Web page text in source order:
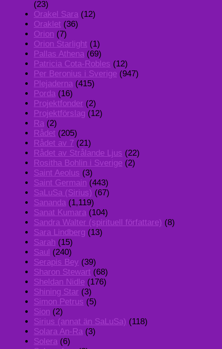
(23)
Orakel Sara (12)
Oraklet (36)
Orion (7)
Orion Starlight (1)
Pallas Athena (69)
Patricia Cota-Robles (12)
Per Beronius i Sverige (947)
Plejaderna (415)
Porda (16)
Projektfonder (2)
Projektförslag (12)
Ra (2)
Rådet (205)
Rådet av 7 (21)
Rådet av Strålande Ljus (22)
Rositha Bohlin i Sverige (2)
Saint Aeolus (3)
Saint Germain (443)
SaLuSa (Sirius) (67)
Sananda (1,119)
Sanat Kumara (104)
Sandra Walter (spirituell författare) (8)
Sara Lindberg (13)
Sarah (15)
Saul (240)
Serapis Bey (39)
Sharon Stewart (68)
Sheldan Nidle (176)
Shining Star (3)
Simon Petrus (5)
Sion (2)
Sirius (annat än SaLuSa) (118)
Solara An-Ra (3)
Solera (6)